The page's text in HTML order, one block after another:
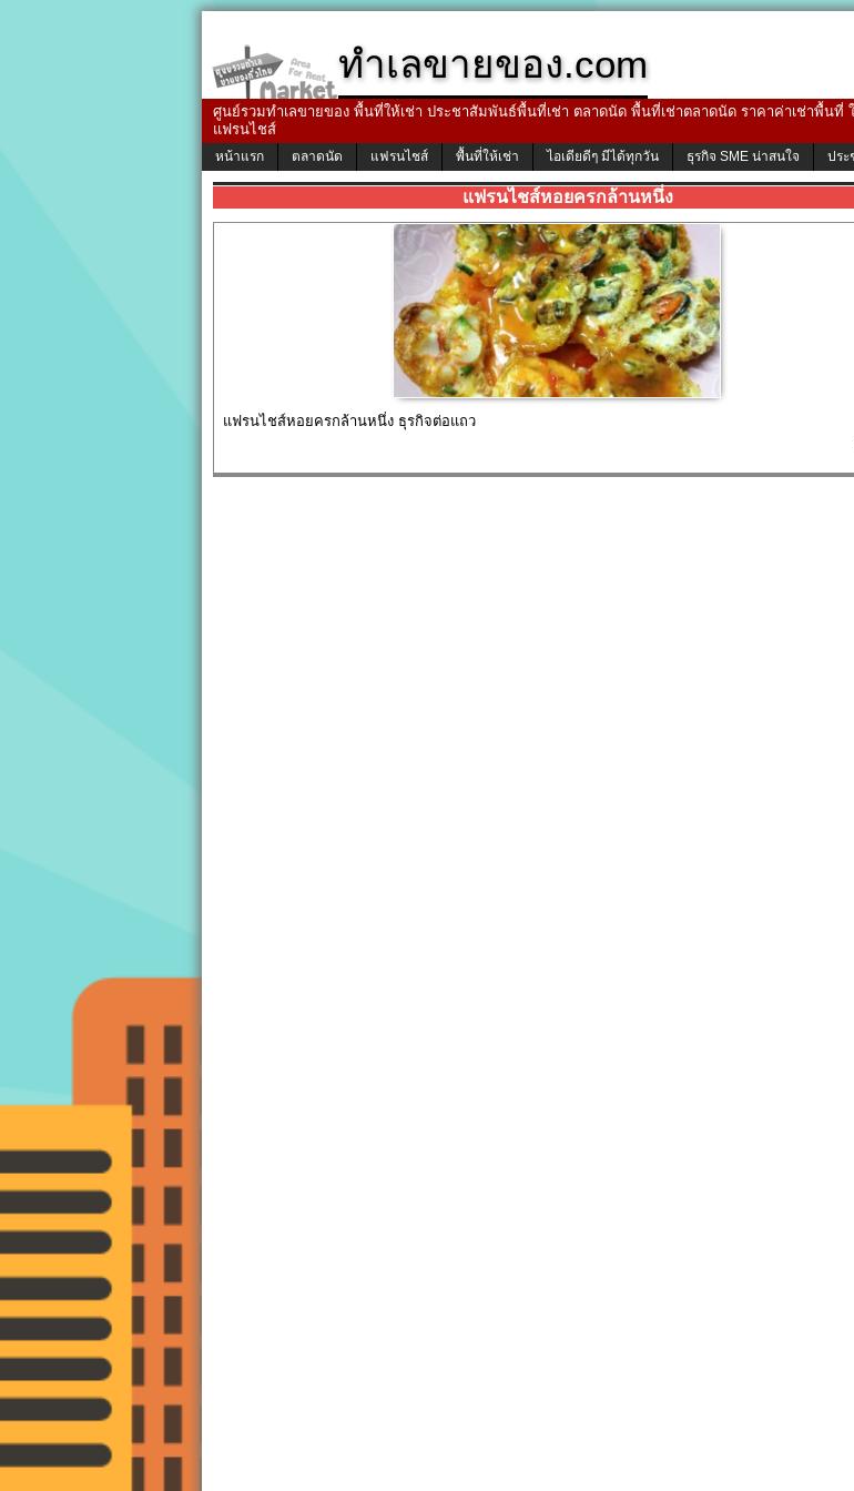
ทำเลขายของ.com
ศูนย์รวมทำเลขายของ พื้นที่ให้เช่า ประชาสัมพันธ์พื้นที่เช่า ตลาดนัด พื้นที่เช่าตลาดนัด ราคาค่าเช่าพื้นที่
แฟรนไชส์
หน้าแรก ตลาดนัด แฟรนไชส์ พื้นที่ให้เช่า ไอเดียดีๆ มีได้ทุกวัน ธุรกิจ SME น่าสนใจ ปร
แฟรนไชส์หอยครกล้านหนึ่ง
แฟรนไชส์หอยครกล้านหนึ่ง ธุรกิจต่อแถว